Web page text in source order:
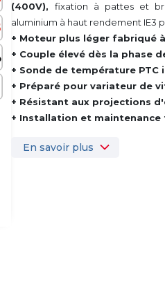
(400V),fixation à pattes et
aluminium à haut rendement IE3
+ Moteur plus léger fabriqué
+ Couple élevé dès la phase
+ Sonde de température
+ Préparé pour variateur de
+ Résistant aux projections
+ Installation et maintenance
En savoir plus